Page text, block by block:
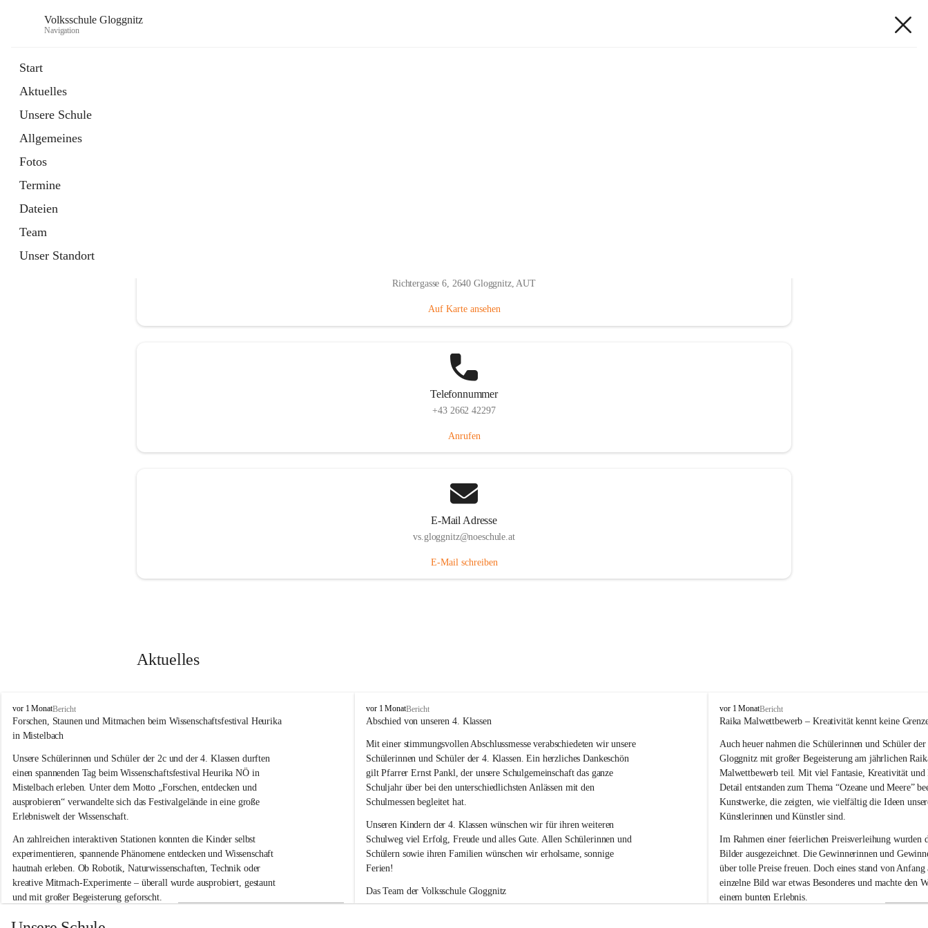
Volksschule Gloggnitz
Navigation
Start
Aktuelles
Unsere Schule
Allgemeines
Fotos
Termine
Dateien
Team
Unser Standort
Richtergasse 6, 2640 Gloggnitz, AUT
Auf Karte ansehen
Telefonnummer
+43 2662 42297
Anrufen
E-Mail Adresse
vs.gloggnitz@noeschule.at
E-Mail schreiben
Aktuelles
V
o
l
s
s
c
u
l
e
G
l
o
g
g
n
i
vor 1 MonatBericht
Forschen, Staunen und Mitmachen beim Wissenschaftsfestival Heurika
in Mistelbach
Unsere Schülerinnen und Schüler der 2c und der 4. Klassen durften
einen spannenden Tag beim Wissenschaftsfestival Heurika NÖ in
Mistelbach erleben. Unter dem Motto „Forschen, entdecken und
ausprobieren“ verwandelte sich das Festivalgelände in eine große
Erlebniswelt der Wissenschaft.
An zahlreichen interaktiven Stationen konnten die Kinder selbst
experimentieren, spannende Phänomene entdecken und Wissenschaft
hautnah erleben. Ob Robotik, Naturwissenschaften, Technik oder
kreative Mitmach-Experimente – überall wurde ausprobiert, gestaunt
und mit großer Begeisterung geforscht.
Besonders beeindruckend war, dass Wissenschaftlerinnen und
V
o
k
s
s
c
h
u
l
e
G
l
o
g
n
vor 1 MonatBericht
Abschied von unseren 4. Klassen
Mit einer stimmungsvollen Abschlussmesse verabschiedeten wir unsere
Schülerinnen und Schüler der 4. Klassen. Ein herzliches Dankeschön
gilt Pfarrer Ernst Pankl, der unsere Schulgemeinschaft das ganze
Schuljahr über bei den unterschiedlichsten Anlässen mit den
Schulmessen begleitet hat.
Unseren Kindern der 4. Klassen wünschen wir für ihren weiteren
Schulweg viel Erfolg, Freude und alles Gute. Allen Schülerinnen und
Schülern sowie ihren Familien wünschen wir erholsame, sonnige
Ferien!
Das Team der Volksschule Gloggnitz
V
o
k
s
s
c
h
u
l
e
G
l
o
g
g
n
vor 1 MonatBericht
Raika Malwettbewerb – Kreativität kennt keine
Auch heuer nahmen die Schülerinnen und Schüler
Gloggnitz mit großer Begeisterung am jährlichen
Malwettbewerb teil. Mit viel Fantasie, Kreativität
Detail entstanden zum Thema “Ozeane und Meere”
Kunstwerke, die zeigten, wie vielfältig die Ideen
Künstlerinnen und Künstler sind.
Im Rahmen einer feierlichen Preisverleihung wurden
Bilder ausgezeichnet. Die Gewinnerinnen und
über tolle Preise freuen. Doch eines stand von Anfang
einzelne Bild war etwas Besonderes und machte den
einem bunten Erlebnis.